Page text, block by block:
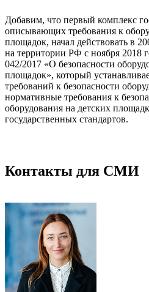
Добавим, что первый комплекс
описывающих требования к
площадок, начал действовать в
на территории РФ с ноября 2018
042/2017 «О безопасности
площадок», который
требований к безопасности
нормативные требования к
оборудования на детских
государственных стандартов.
Контакты для СМИ